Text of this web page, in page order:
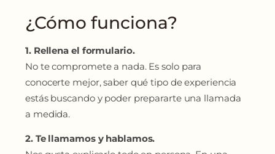
¿Cómo funciona?
1. Rellena el formulario.
No te compromete a nada. Es solo para
conocerte mejor, saber qué tipo de experiencia
estás buscando y poder prepararte una llamada
a medida.
2. Te llamamos y hablamos.